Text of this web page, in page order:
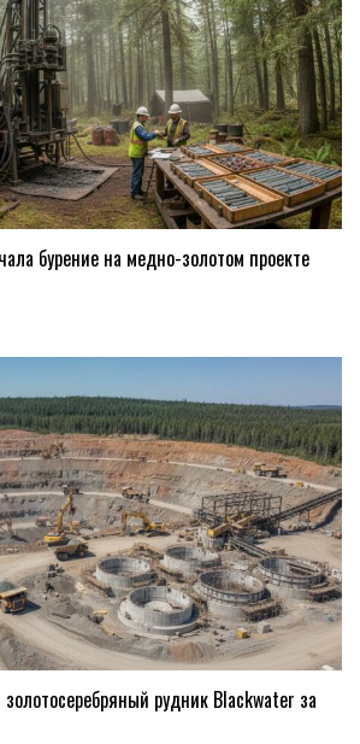
бурение на медно-золотом проекте
рудник Blackwater за